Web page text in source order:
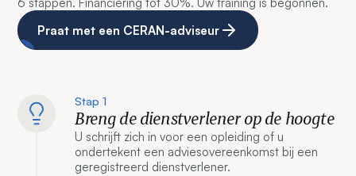
Praat met een CERAN-adviseur
Stap 1
Breng de dienstverlener op de hoogte
U schrijft zich in voor een opleiding of u
ondertekent een adviesovereenkomst bij een
geregistreerd dienstverlener.